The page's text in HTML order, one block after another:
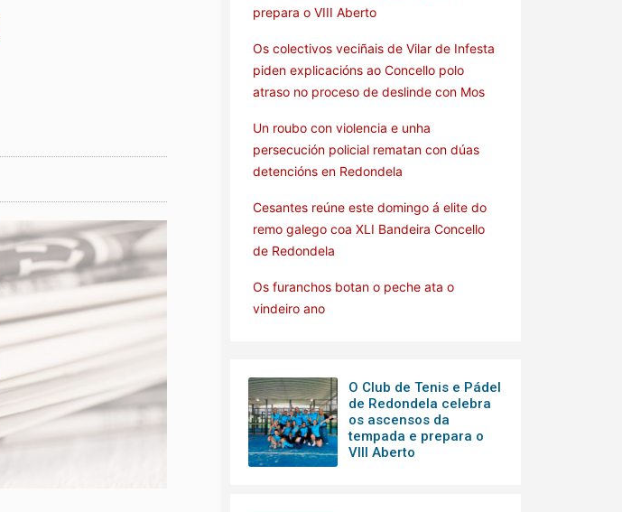
prepara o VIII Aberto
Os colectivos veciñais de Vilar de Infesta
piden explicacións ao Concello polo
atraso no proceso de deslinde con Mos
Un roubo con violencia e unha
persecución policial rematan con dúas
detencións en Redondela
Cesantes reúne este domingo á elite do
remo galego coa XLI Bandeira Concello
de Redondela
Os furanchos botan o peche ata o
vindeiro ano
O Club de Tenis e Pádel
de Redondela celebra
os ascensos da
tempada e prepara o
VIII Aberto